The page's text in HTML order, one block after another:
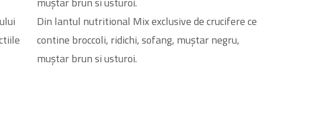
Din lantul nutritional Mix exclusive de crucifere ce
contine broccoli, ridichi, sofang, muștar negru,
muștar brun si usturoi.